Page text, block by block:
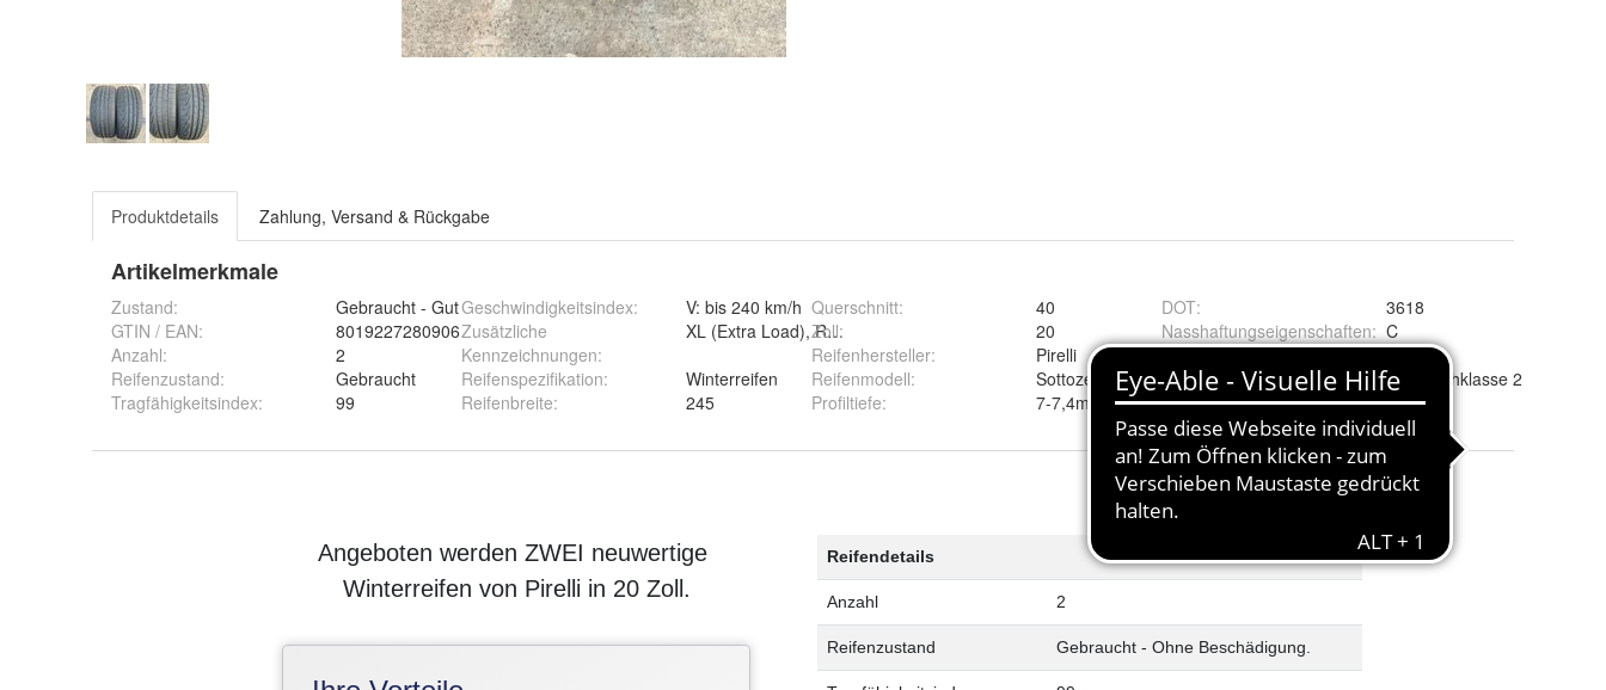
Produktdetails Zahlung, Versand & Rückgabe
Artikelmerkmale
Zustand:
Gebraucht - Gut
GTIN / EAN:
8019227280906
Anzahl:
2
Reifenzustand:
Gebraucht
Tragfähigkeitsindex: 99
Geschwindigkeitsindex:
V: bis 240 km/h
Zusätzliche
Kennzeichnungen:
XL (Extra Load), RF (Runflat)
Reifenspezifikation:
Winterreifen
Reifenbreite: 245
Querschnitt:
40
Zoll:
20
Reifenhersteller:
Pirelli
Reifenmodell:
Sottozero Winter 240 Serie 2 RFT RSC Runflat XL *
Profiltiefe: 7-7,4mm
DOT:
3618
Nasshaftungseigenschaften: C
Reifenkraftstoffeffizienz:
D
Externes Rollgeräusch: Geräuschklasse 2